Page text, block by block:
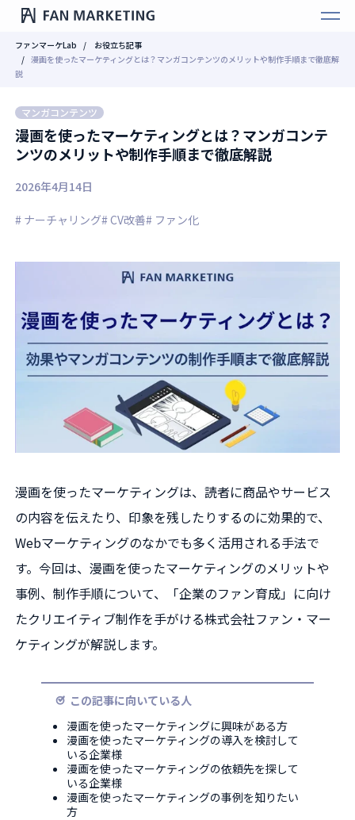
ファンマーケLab
お役立ち記事
漫画を使ったマーケティングとは？マンガコンテンツのメリットや制作手順まで徹底解
説
マンガコンテンツ
漫画を使ったマーケティングとは？マンガコンテ
ンツのメリットや制作手順まで徹底解説
2026年4月14日
# ナーチャリング# CV改善# ファン化
漫画を使ったマーケティングは、読者に商品やサービス
の内容を伝えたり、印象を残したりするのに効果的で、
Webマーケティングのなかでも多く活用される手法で
す。今回は、漫画を使ったマーケティングのメリットや
事例、制作手順について、「企業のファン育成」に向け
たクリエイティブ制作を手がける株式会社ファン・マー
ケティングが解説します。
この記事に向いている人
漫画を使ったマーケティングに興味がある方
漫画を使ったマーケティングの導入を検討して
いる企業様
漫画を使ったマーケティングの依頼先を探して
いる企業様
漫画を使ったマーケティングの事例を知りたい
方